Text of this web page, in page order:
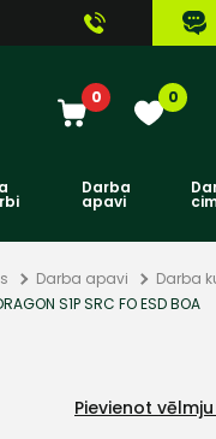
0 0
Darba
apavi
Darba apavi
Darba
S1P SRC FO ESD BOA
Pievienot